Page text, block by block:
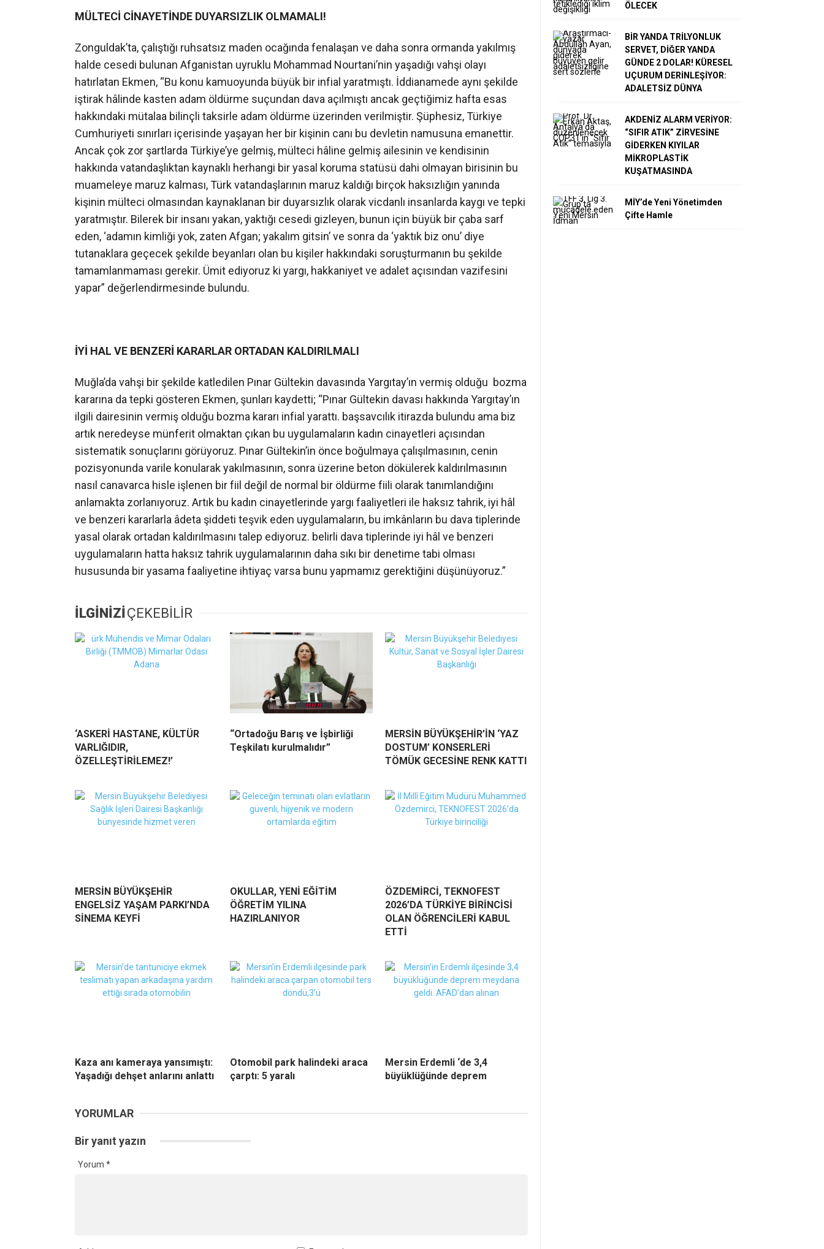
MÜLTECİ CİNAYETİNDE DUYARSIZLIK OLMAMALI!
Zonguldak’ta, çalıştığı ruhsatsız maden ocağında fenalaşan ve daha sonra ormanda yakılmış
halde cesedi bulunan Afganistan uyruklu Mohammad Nourtani’nin yaşadığı vahşi olayı
hatırlatan Ekmen, “Bu konu kamuoyunda büyük bir infial yaratmıştı. İddianamede aynı şekilde
iştirak hâlinde kasten adam öldürme suçundan dava açılmıştı ancak geçtiğimiz hafta esas
hakkındaki mütalaa bilinçli taksirle adam öldürme üzerinden verilmiştir. Şüphesiz, Türkiye
Cumhuriyeti sınırları içerisinde yaşayan her bir kişinin canı bu devletin namusuna emanettir.
Ancak çok zor şartlarda Türkiye’ye gelmiş, mülteci hâline gelmiş ailesinin ve kendisinin
hakkında vatandaşlıktan kaynaklı herhangi bir yasal koruma statüsü dahi olmayan birisinin bu
muameleye maruz kalması, Türk vatandaşlarının maruz kaldığı birçok haksızlığın yanında
kişinin mülteci olmasından kaynaklanan bir duyarsızlık olarak vicdanlı insanlarda kaygı ve tepki
yaratmıştır. Bilerek bir insanı yakan, yaktığı cesedi gizleyen, bunun için büyük bir çaba sarf
eden, ‘adamın kimliği yok, zaten Afgan; yakalım gitsin’ ve sonra da ‘yaktık biz onu’ diye
tutanaklara geçecek şekilde beyanları olan bu kişiler hakkındaki soruşturmanın bu şekilde
tamamlanmaması gerekir. Ümit ediyoruz ki yargı, hakkaniyet ve adalet açısından vazifesini
yapar” değerlendirmesinde bulundu.
İYİ HAL VE BENZERİ KARARLAR ORTADAN KALDIRILMALI
Muğla’da vahşi bir şekilde katledilen Pınar Gültekin davasında Yargıtay’ın vermiş olduğu bozma
kararına da tepki gösteren Ekmen, şunları kaydetti; “Pınar Gültekin davası hakkında Yargıtay’ın
ilgili dairesinin vermiş olduğu bozma kararı infial yarattı. başsavcılık itirazda bulundu ama biz
artık neredeyse münferit olmaktan çıkan bu uygulamaların kadın cinayetleri açısından
sistematik sonuçlarını görüyoruz. Pınar Gültekin’in önce boğulmaya çalışılmasının, cenin
pozisyonunda varile konularak yakılmasının, sonra üzerine beton dökülerek kaldırılmasının
nasıl canavarca hisle işlenen bir fiil değil de normal bir öldürme fiili olarak tanımlandığını
anlamakta zorlanıyoruz. Artık bu kadın cinayetlerinde yargı faaliyetleri ile haksız tahrik, iyi hâl
ve benzeri kararlarla âdeta şiddeti teşvik eden uygulamaların, bu imkânların bu dava tiplerinde
yasal olarak ortadan kaldırılmasını talep ediyoruz. belirli dava tiplerinde iyi hâl ve benzeri
uygulamaların hatta haksız tahrik uygulamalarının daha sıkı bir denetime tabi olması
hususunda bir yasama faaliyetine ihtiyaç varsa bunu yapmamız gerektiğini düşünüyoruz.”
İLGİNİZİ ÇEKEBİLİR
‘ASKERİ HASTANE, KÜLTÜR
VARLIĞIDIR,
ÖZELLEŞTİRİLEMEZ!’
“Ortadoğu Barış ve İşbirliği
Teşkilatı kurulmalıdır”
MERSİN BÜYÜKŞEHİR’İN ‘YAZ
DOSTUM’ KONSERLERİ
TÖMÜK GECESİNE RENK KATTI
MERSİN BÜYÜKŞEHİR
ENGELSİZ YAŞAM PARKI’NDA
SİNEMA KEYFİ
OKULLAR, YENİ EĞİTİM
ÖĞRETİM YILINA
HAZIRLANIYOR
ÖZDEMİRCİ, TEKNOFEST
2026’DA TÜRKİYE BİRİNCİSİ
OLAN ÖĞRENCİLERİ KABUL
ETTİ
Kaza anı kameraya yansımıştı:
Yaşadığı dehşet anlarını anlattı
Otomobil park halindeki araca
çarptı: 5 yaralı
Mersin Erdemli ‘de 3,4
büyüklüğünde deprem
YORUMLAR
Bir yanıt yazın
Yorum *
ÖLECEK
BİR YANDA TRİLYONLUK
SERVET, DİĞER YANDA
GÜNDE 2 DOLAR! KÜRESEL
UÇURUM DERİNLEŞİYOR:
ADALETSİZ DÜNYA
AKDENİZ ALARM VERİYOR:
“SIFIR ATIK” ZİRVESİNE
GİDERKEN KIYILAR
MİKROPLASTİK
KUŞATMASINDA
MİY’de Yeni Yönetimden
Çifte Hamle